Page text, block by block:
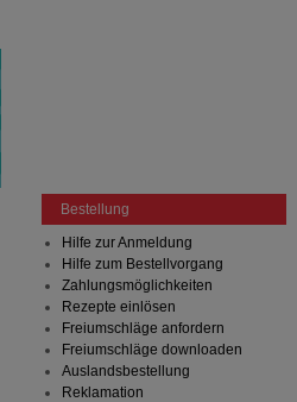
Bestellung
Hilfe zur Anmeldung
Hilfe zum Bestellvorgang
Zahlungsmöglichkeiten
Rezepte einlösen
Freiumschläge anfordern
Freiumschläge downloaden
Auslandsbestellung
Reklamation